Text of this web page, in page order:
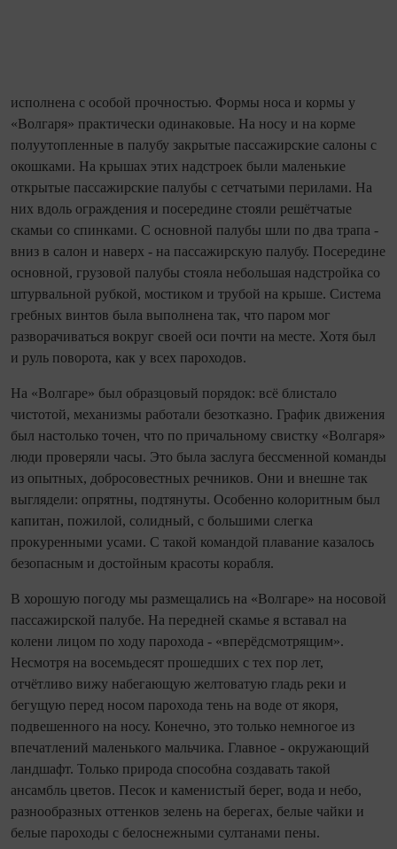
исполнена с особой прочностью. Формы носа и кормы у
«Волгаря» практически одинаковые. На носу и на корме
полуутопленные в палубу закрытые пассажирские салоны с
окошками. На крышах этих надстроек были маленькие
открытые пассажирские палубы с сетчатыми перилами. На
них вдоль ограждения и посередине стояли решётчатые
скамьи со спинками. С основной палубы шли по два трапа -
вниз в салон и наверх - на пассажирскую палубу. Посередине
основной, грузовой палубы стояла небольшая надстройка со
штурвальной рубкой, мостиком и трубой на крыше. Система
гребных винтов была выполнена так, что паром мог
разворачиваться вокруг своей оси почти на месте. Хотя был
и руль поворота, как у всех пароходов.
На «Волгаре» был образцовый порядок: всё блистало
чистотой, механизмы работали безотказно. График движения
был настолько точен, что по причальному свистку «Волгаря»
люди проверяли часы. Это была заслуга бессменной команды
из опытных, добросовестных речников. Они и внешне так
выглядели: опрятны, подтянуты. Особенно колоритным был
капитан, пожилой, солидный, с большими слегка
прокуренными усами. С такой командой плавание казалось
безопасным и достойным красоты корабля.
В хорошую погоду мы размещались на «Волгаре» на носовой
пассажирской палубе. На передней скамье я вставал на
колени лицом по ходу парохода - «вперёдсмотрящим».
Несмотря на восемьдесят прошедших с тех пор лет,
отчётливо вижу набегающую желтоватую гладь реки и
бегущую перед носом парохода тень на воде от якоря,
подвешенного на носу. Конечно, это только немногое из
впечатлений маленького мальчика. Главное - окружающий
ландшафт. Только природа способна создавать такой
ансамбль цветов. Песок и каменистый берег, вода и небо,
разнообразных оттенков зелень на берегах, белые чайки и
белые пароходы с белоснежными султанами пены.